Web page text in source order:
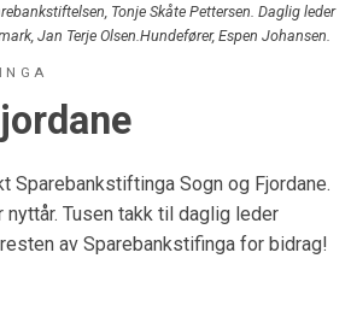
Tonje Skåte Pettersen. Daglig leder
Jan Terje Olsen.Hundefører, Espen Johansen.
Sparebankstiftinga Sogn og Fjordane.
Tusen takk til daglig leder
av Sparebankstifinga for bidrag!